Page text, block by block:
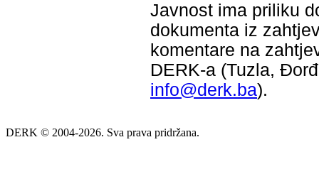
Javnost ima priliku
dokumenta iz
komentare na
DERK-a (Tuzla,
info@derk.ba).
DERK © 2004-2026. Sva prava pridržana.